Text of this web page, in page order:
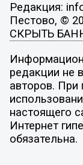
Редакция:
Пестово, ©
СКРЫТЬ
редакции не
авторов. При
настоящего
Интернет
обязательна.